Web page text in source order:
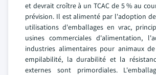
et devrait croître à un TCAC de 5 % au
prévision. Il est alimenté par l'adoption
utilisations d'emballages en vrac,
usines commerciales d'alimentation,
industries alimentaires pour animaux
empilabilité, la durabilité et la
externes sont primordiales.